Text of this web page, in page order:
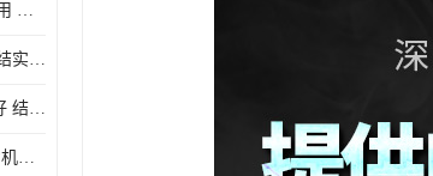
深圳 贴片机厂家 结实耐用 全自动化
厦门 西门子贴片机供应 结实耐用 提高生产率
北京 服务器贴片机哪家好 结实耐用 宽容性高
佛山 TX 全自动高速贴片机型号 结实耐用 全自动化